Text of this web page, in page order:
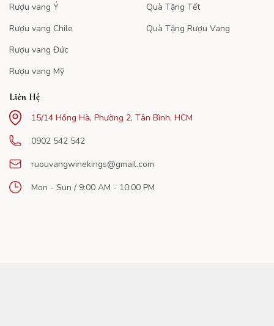
Rượu vang Ý
Rượu vang Chile
Rượu vang Đức
Rượu vang Mỹ
Quà Tặng Tết
Quà Tặng Rượu Vang
Liên Hệ
15/14 Hồng Hà, Phường 2, Tân Bình, HCM
0902 542 542
ruouvangwinekings@gmail.com
Mon - Sun / 9:00 AM - 10:00 PM